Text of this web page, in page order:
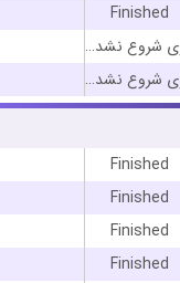
Finished
بازی شروع نشده است
بازی شروع نشده است
Finished
Finished
Finished
Finished